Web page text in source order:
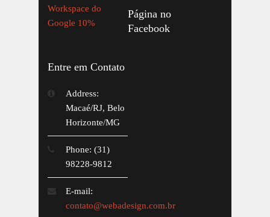
Workspace do
Google 10%
Página no
Facebook
Entre em Contato
Address:
Macaé/RJ, Belo
Horizonte/MG
Phone: (31)
98228-9812
E-mail:
contato@webadesign.com.br